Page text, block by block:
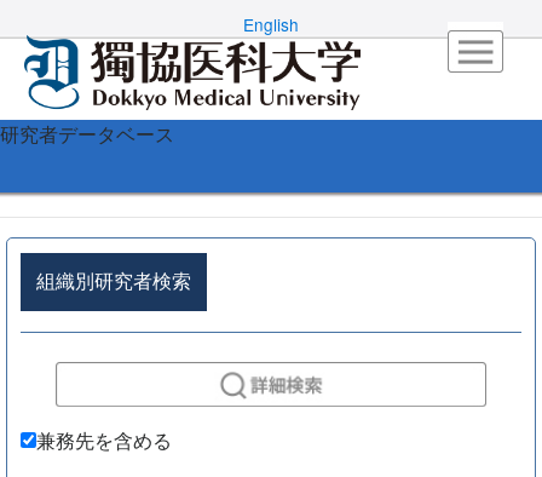
English
研究者データベース
組織別研究者検索
兼務先を含める